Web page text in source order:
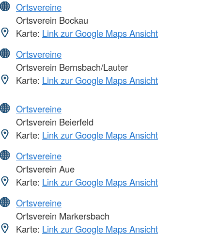
Ortsvereine
Ortsverein Bockau
Karte: Link zur Google Maps Ansicht
Ortsvereine
Ortsverein Bernsbach/Lauter
Karte: Link zur Google Maps Ansicht
Ortsvereine
Ortsverein Beierfeld
Karte: Link zur Google Maps Ansicht
Ortsvereine
Ortsverein Aue
Karte: Link zur Google Maps Ansicht
Ortsvereine
Ortsverein Markersbach
Karte: Link zur Google Maps Ansicht